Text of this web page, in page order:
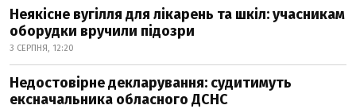
Неякісне вугілля для лікарень та шкіл: учасникам
оборудки вручили підозри
3 СЕРПНЯ, 12:20
Недостовірне декларування: судитимуть
ексначальника обласного ДСНС